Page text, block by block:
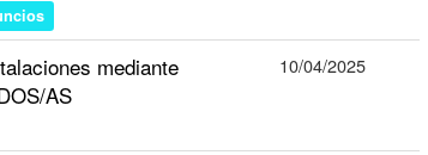
mediante
AS
10/04/2025